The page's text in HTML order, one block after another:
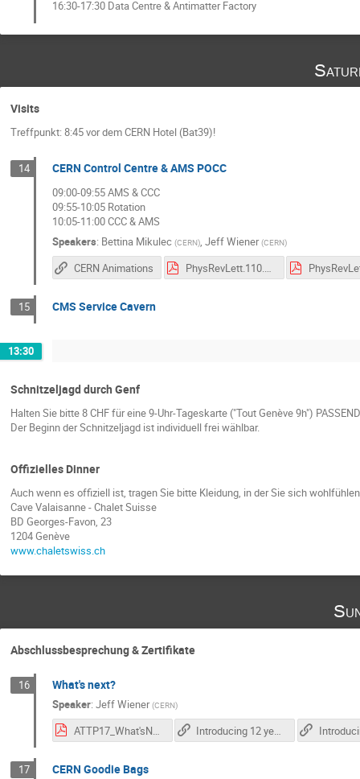
16:30-17:30 Data Centre & Antimatter Factory
Visits
Treffpunkt: 8:45 vor dem CERN Hotel (Bat39)!
14 CERN Control Centre & AMS POCC
09:00-09:55 AMS & CCC
09:55-10:05 Rotation
10:05-11:00 CCC & AMS
Speakers: Bettina Mikulec (CERN), Jeff Wiener (CERN)
CERN Animations PhysRevLett.110.141102.pdf
15 CMS Service Cavern
13:30
Schnitzeljagd durch Genf
Halten Sie bitte 8 CHF für eine 9-Uhr-Tageskarte ("Tout Genève 9h")
Der Beginn der Schnitzeljagd ist individuell frei wählbar.
Offizielles Dinner
Auch wenn es offiziell ist, tragen Sie bitte Kleidung, in der Sie sich
Cave Valaisanne - Chalet Suisse
BD Georges-Favon, 23
1204 Genève
www.chaletswiss.ch
Abschlussbesprechung & Zertifikate
16 What's next?
Speaker: Jeff Wiener (CERN)
ATTP17_What'sNext.pdf Introducing 12 year-olds to elementary particles
17 CERN Goodie Bags